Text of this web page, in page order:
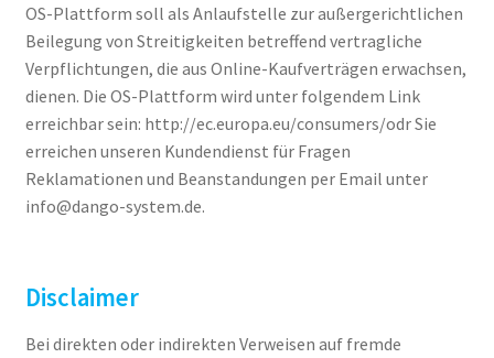
OS-Plattform soll als Anlaufstelle zur außergerichtlichen
Beilegung von Streitigkeiten betreffend vertragliche
Verpflichtungen, die aus Online-Kaufverträgen erwachsen,
dienen. Die OS-Plattform wird unter folgendem Link
erreichbar sein: http://ec.europa.eu/consumers/odr Sie
erreichen unseren Kundendienst für Fragen
Reklamationen und Beanstandungen per Email unter
info@dango-system.de.
Disclaimer
Bei direkten oder indirekten Verweisen auf fremde